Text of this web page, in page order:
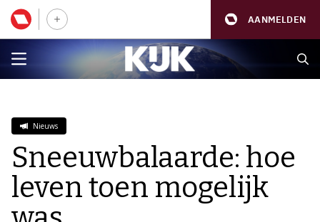
AANMELDEN
Nieuws
Sneeuwbalaarde: hoe
leven toen mogelijk